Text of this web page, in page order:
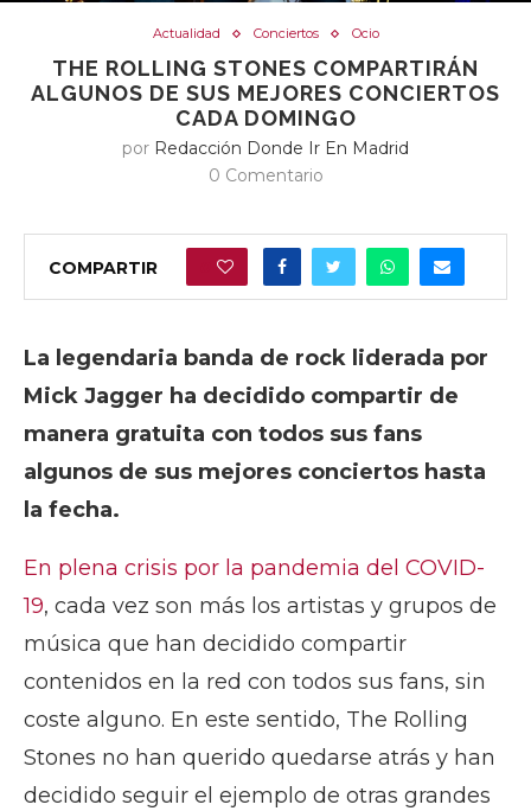
Actualidad Conciertos Ocio
THE ROLLING STONES COMPARTIRÁN
ALGUNOS DE SUS MEJORES CONCIERTOS
CADA DOMINGO
por Redacción Donde Ir En Madrid
0 Comentario
COMPARTIR
La legendaria banda de rock liderada por
Mick Jagger ha decidido compartir de
manera gratuita con todos sus fans
algunos de sus mejores conciertos hasta
la fecha.
En plena crisis por la pandemia del COVID-
19, cada vez son más los artistas y grupos de
música que han decidido compartir
contenidos en la red con todos sus fans, sin
coste alguno. En este sentido, The Rolling
Stones no han querido quedarse atrás y han
decidido seguir el ejemplo de otras grandes